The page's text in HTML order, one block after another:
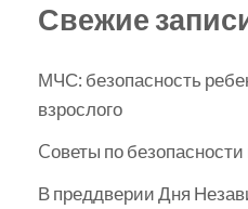
Свежие
МЧС: безопасность
взрослого
Cоветы по
В преддверии Дня